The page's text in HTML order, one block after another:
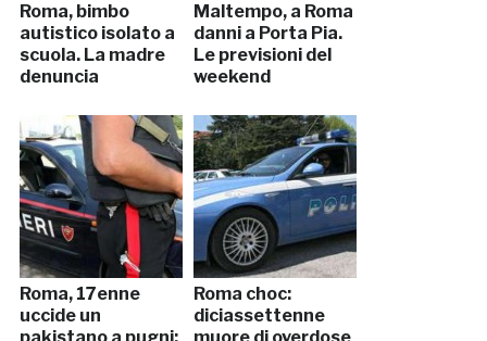
Roma, bimbo
autistico isolato a
scuola. La madre
denuncia
Maltempo, a Roma
danni a Porta Pia.
Le previsioni del
weekend
Roma, 17enne
uccide un
Roma choc:
diciassettenne